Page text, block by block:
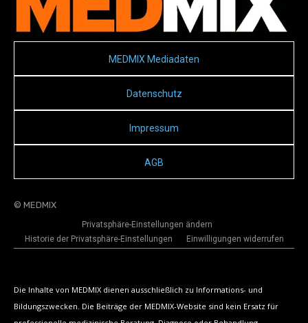
MEDMIX Mediadaten
Datenschutz
Impressum
AGB
© MEDMIX
Privatsphäre-Einstellungen ändern
Historie der Privatsphäre-Einstellungen
Einwilligungen widerrufen
Die Inhalte von MEDMIX dienen ausschließlich zu Informations- und
Bildungszwecken. Die Beiträge der MEDMIX-Website sind kein Ersatz für